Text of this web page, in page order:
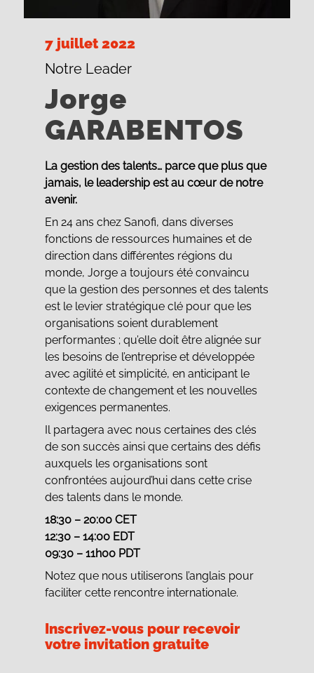
7 juillet 2022
Notre Leader
Jorge
GARABENTOS
La gestion des talents… parce que plus que
jamais, le leadership est au cœur de notre
avenir.
En 24 ans chez Sanofi, dans diverses
fonctions de ressources humaines et de
direction dans différentes régions du
monde, Jorge a toujours été convaincu
que la gestion des personnes et des talents
est le levier stratégique clé pour que les
organisations soient durablement
performantes ; qu’elle doit être alignée sur
les besoins de l’entreprise et développée
avec agilité et simplicité, en anticipant le
contexte de changement et les nouvelles
exigences permanentes.
Il partagera avec nous certaines des clés
de son succès ainsi que certains des défis
auxquels les organisations sont
confrontées aujourd’hui dans cette crise
des talents dans le monde.
18:30 – 20:00 CET
12:30 – 14:00 EDT
09:30 – 11h00 PDT
Notez que nous utiliserons l’anglais pour
faciliter cette rencontre internationale.
Inscrivez-vous pour recevoir
votre invitation gratuite